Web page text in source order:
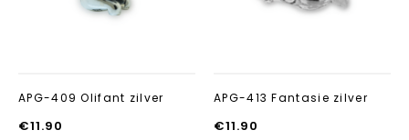
APG-409 Olifant zilver
€11.90
APG-413 Fantasie zilver
€11.90